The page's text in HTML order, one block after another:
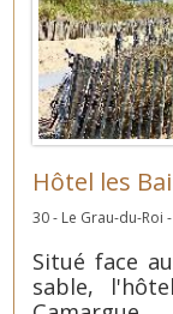
Hôtel les
30 - Le Grau-du-Roi
Situé face
sable,